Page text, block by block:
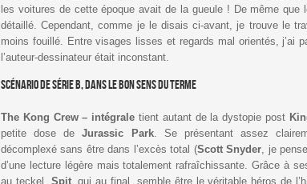
les voitures de cette époque avait de la gueule ! De même que
détaillé. Cependant, comme je le disais ci-avant, je trouve le
moins fouillé. Entre visages lisses et regards mal orientés, j’ai
l’auteur-dessinateur était inconstant.
Scénario de série B, dans le bon sens du terme
The Kong Crew – intégrale tient autant de la dystopie post
petite dose deJurassic Park. Se présentant assez
décomplexé sans être dans l’excès total (Scott Snyder , je
d’une lecture légère mais totalement rafraîchissante. Grâce à
au teckel, Spit, qui au final, semble être le véritable héros de